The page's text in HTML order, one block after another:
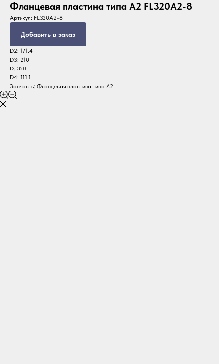
Фланцевая пластина типа А2 FL320A2-8
Артикул: FL320A2-8
Добавить в заказ
D2: 171.4
D3: 210
D: 320
D4: 111.1
Запчасть: Фланцевая пластина типа А2